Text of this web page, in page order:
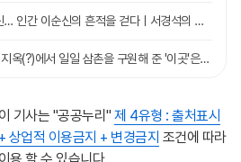
순신의 흔적을 걷다ㅣ서경석의 충남 사뿐史뿐 6화
에서 일일 삼촌을 구원해 준 '이곳'은?🍯ㅣ충심 8화
이 기사는 "공공누리"제 4유형 : 출처표시
+ 상업적 이용금지 + 변경금지 조건에 따라